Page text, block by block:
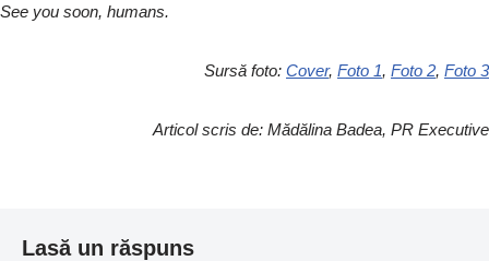
See you soon, humans.
Sursă foto: Cover, Foto 1, Foto 2, Foto 3
Articol scris de: Mădălina Badea, PR Executive
Lasă un răspuns